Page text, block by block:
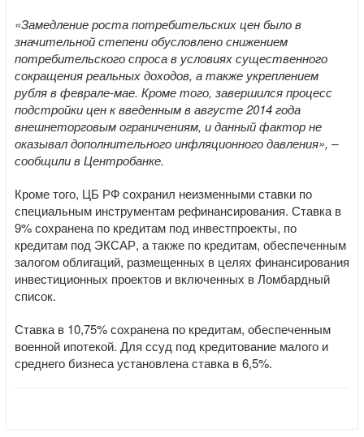
«Замедление роста потребительских цен было в
значительной степени обусловлено снижением
потребительского спроса в условиях существенного
сокращения реальных доходов, а также укреплением
рубля в феврале-мае. Кроме того, завершился процесс
подстройки цен к введенным в августе 2014 года
внешнеторговым ограничениям, и данный фактор не
оказывал дополнительного инфляционного давления», –
сообщили в Центробанке.
Кроме того, ЦБ РФ сохранил неизменными ставки по
специальным инструментам рефинансирования. Ставка в
9% сохранена по кредитам под инвестпроекты, по
кредитам под ЭКСАР, а также по кредитам, обеспеченным
залогом облигаций, размещенных в целях финансирования
инвестиционных проектов и включенных в Ломбардный
список.
Ставка в 10,75% сохранена по кредитам, обеспеченным
военной ипотекой. Для ссуд под кредитование малого и
среднего бизнеса установлена ставка в 6,5%.